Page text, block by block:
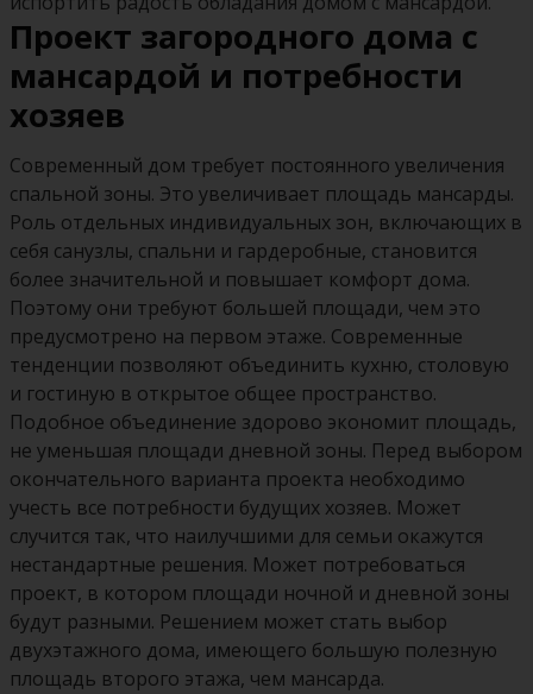
Проект загородного дома с
мансардой и потребности
хозяев
Современный дом требует постоянного увеличения
спальной зоны. Это увеличивает площадь мансарды.
Роль отдельных индивидуальных зон, включающих в
себя санузлы, спальни и гардеробные, становится
более значительной и повышает комфорт дома.
Поэтому они требуют большей площади, чем это
предусмотрено на первом этаже. Современные
тенденции позволяют объединить кухню, столовую
и гостиную в открытое общее пространство.
Подобное объединение здорово экономит площадь,
не уменьшая площади дневной зоны. Перед выбором
окончательного варианта проекта необходимо
учесть все потребности будущих хозяев. Может
случится так, что наилучшими для семьи окажутся
нестандартные решения. Может потребоваться
проект, в котором площади ночной и дневной зоны
будут разными. Решением может стать выбор
двухэтажного дома, имеющего большую полезную
площадь второго этажа, чем мансарда.